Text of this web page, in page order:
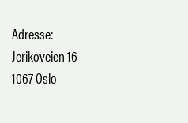
Adresse:
Jerikoveien 16
1067 Oslo